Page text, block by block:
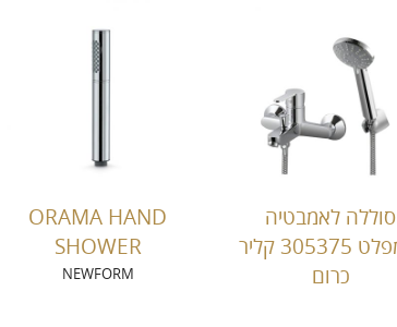
סוללה לאמבטיה
קומפלט 305375 קליר
כרום
ORAMA HAND
SHOWER
NEWFORM